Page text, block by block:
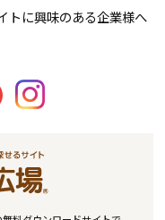
トに興味のある企業様へ